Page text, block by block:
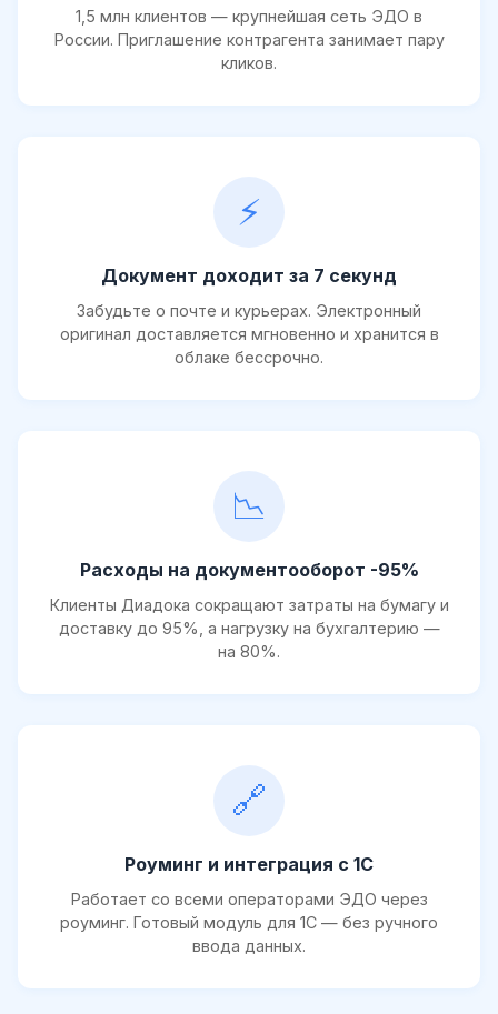
1,5 млн клиентов — крупнейшая сеть ЭДО в
России. Приглашение контрагента занимает пару
кликов.
⚡
Документ доходит за 7 секунд
Забудьте о почте и курьерах. Электронный
оригинал доставляется мгновенно и хранится в
облаке бессрочно.
📉
Расходы на документооборот -95%
Клиенты Диадока сокращают затраты на бумагу и
доставку до 95%, а нагрузку на бухгалтерию —
на 80%.
🔗
Роуминг и интеграция с 1С
Работает со всеми операторами ЭДО через
роуминг. Готовый модуль для 1С — без ручного
ввода данных.